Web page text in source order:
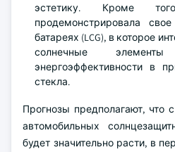
эстетику. Кроме
продемонстрировала
батареях (LCG), в которое
солнечные
энергоэффективности в
стекла.
Прогнозы предполагают, что
автомобильных
будет значительно расти, в